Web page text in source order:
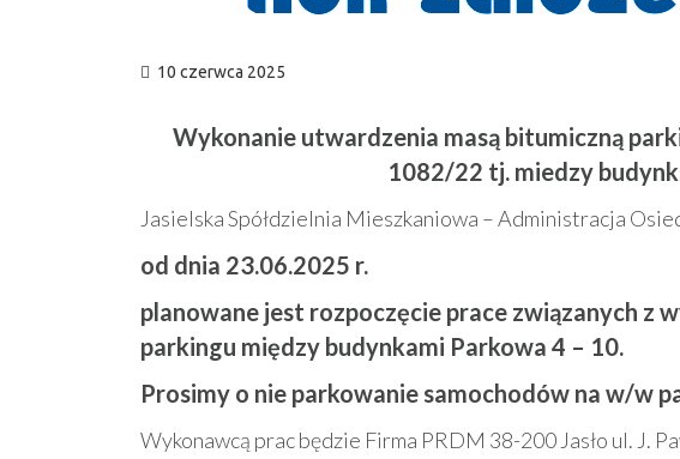
10 czerwca 2025
Wykonanie utwardzenia masą bitumiczną
1082/22 tj. miedzy
Jasielska Spółdzielnia Mieszkaniowa – Administracja
od dnia 23.06.2025 r.
planowane jest rozpoczęcie prace związanych z
parkingu między budynkami Parkowa 4 – 10.
Prosimy o nie parkowanie samochodów na w/w
Wykonawcą prac będzie Firma PRDM 38-200 Jasło ul. J.